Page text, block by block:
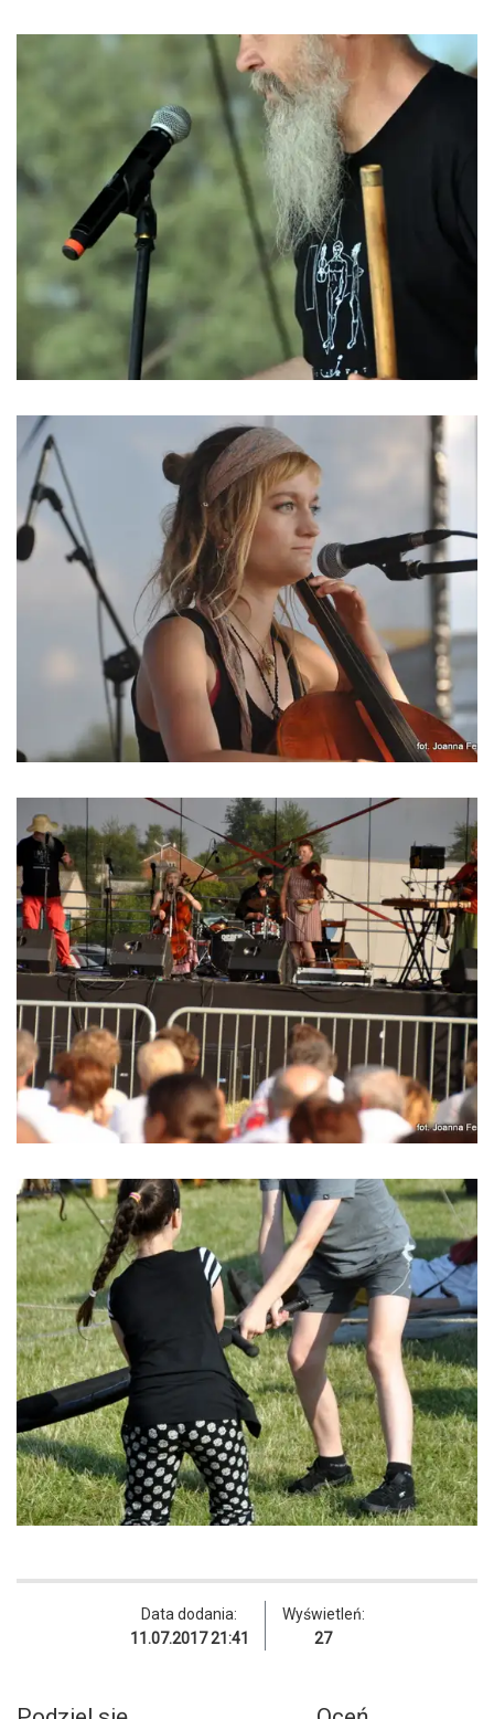
Data dodania:
11.07.2017 21:41
Wyświetleń:
27